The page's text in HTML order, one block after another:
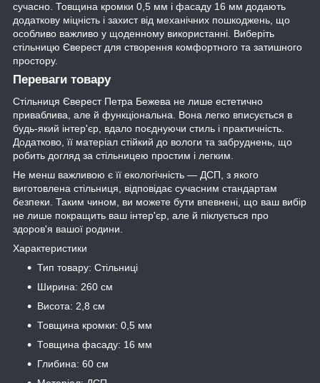
сучасно. Товщина кромки 0,5 мм і фасаду 16 мм додають
додаткову міцність і захист від механічних пошкоджень, що
особливо важливо у щоденному використанні. Виберіть
стільницю Єверест для створення комфортного та затишного
простору.
Переваги товару
Стільниця Єверест Петра Бежева не лише естетично
приваблива, але й функціональна. Вона легко вписується в
будь-який інтер'єр, вдало поєднуючи стиль і практичність.
Додатково, її матеріал стійкий до вологи та забруднень, що
робить догляд за стільницею простим і легким.
Не менш важливою є її екологічність — ДСП, з якого
виготовлена стільниця, відповідає сучасним стандартам
безпеки. Таким чином, ви можете бути впевнені, що ваш вибір
не лише покращить ваш інтер'єр, але й піклується про
здоров'я вашої родини.
Характеристики
Тип товару: Стільниці
Ширина: 260 см
Висота: 2,8 см
Товщина кромки: 0,5 мм
Товщина фасаду: 16 мм
Глибина: 60 см